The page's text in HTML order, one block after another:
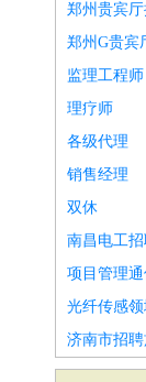
郑州贵宾
郑州G贵宾
监理工程师
理疗师
各级代理
销售经理
双休
南昌电工
项目管理
光纤传感
济南市招